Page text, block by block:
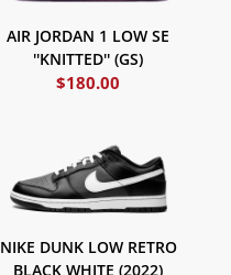
AIR JORDAN 1 LOW SE
''KNITTED'' (GS)
$180.00
NIKE DUNK LOW RETRO
BLACK WHITE (2022)